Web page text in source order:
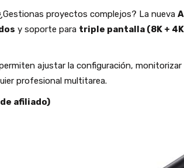
proyectos complejos? La nueva
y soporte para triple pantalla (8K +
ajustar la configuración,
profesional multitarea.
afiliado)